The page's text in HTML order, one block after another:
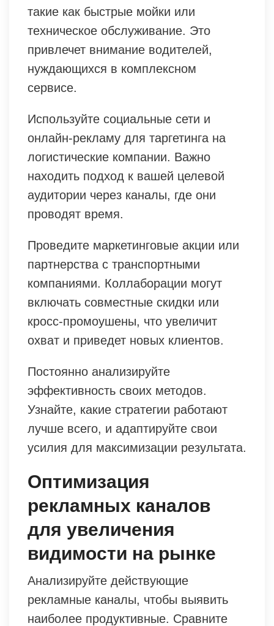
такие как быстрые мойки или
техническое обслуживание. Это
привлечет внимание водителей,
нуждающихся в комплексном
сервисе.
Используйте социальные сети и
онлайн-рекламу для таргетинга на
логистические компании. Важно
находить подход к вашей целевой
аудитории через каналы, где они
проводят время.
Проведите маркетинговые акции или
партнерства с транспортными
компаниями. Коллаборации могут
включать совместные скидки или
кросс-промоушены, что увеличит
охват и приведет новых клиентов.
Постоянно анализируйте
эффективность своих методов.
Узнайте, какие стратегии работают
лучше всего, и адаптируйте свои
усилия для максимизации результата.
Оптимизация
рекламных каналов
для увеличения
видимости на рынке
Анализируйте действующие
рекламные каналы, чтобы выявить
наиболее продуктивные. Сравните